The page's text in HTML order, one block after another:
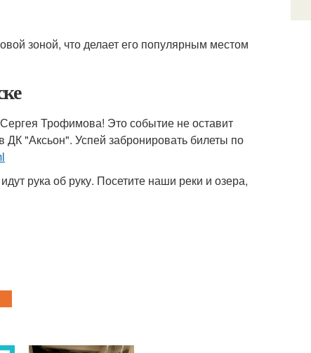
зоной, что делает его популярным местом
Трофимова! Это событие не оставит
"Аксьон". Успей забронировать билеты по
рука об руку. Посетите наши реки и озера,